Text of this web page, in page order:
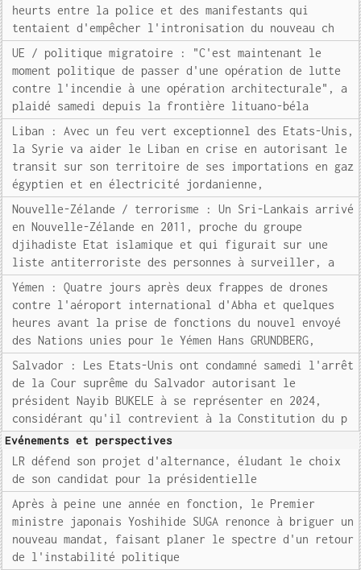
heurts entre la police et des manifestants qui
tentaient d'empêcher l'intronisation du nouveau ch
UE / politique migratoire : "C'est maintenant le
moment politique de passer d'une opération de lutte
contre l'incendie à une opération architecturale", a
plaidé samedi depuis la frontière lituano-béla
Liban : Avec un feu vert exceptionnel des Etats-Unis,
la Syrie va aider le Liban en crise en autorisant le
transit sur son territoire de ses importations en gaz
égyptien et en électricité jordanienne,
Nouvelle-Zélande / terrorisme : Un Sri-Lankais arrivé
en Nouvelle-Zélande en 2011, proche du groupe
djihadiste Etat islamique et qui figurait sur une
liste antiterroriste des personnes à surveiller, a
Yémen : Quatre jours après deux frappes de drones
contre l'aéroport international d'Abha et quelques
heures avant la prise de fonctions du nouvel envoyé
des Nations unies pour le Yémen Hans GRUNDBERG,
Salvador : Les Etats-Unis ont condamné samedi l'arrêt
de la Cour suprême du Salvador autorisant le
président Nayib BUKELE à se représenter en 2024,
considérant qu'il contrevient à la Constitution du p
Evénements et perspectives
LR défend son projet d'alternance, éludant le choix
de son candidat pour la présidentielle
Après à peine une année en fonction, le Premier
ministre japonais Yoshihide SUGA renonce à briguer un
nouveau mandat, faisant planer le spectre d'un retour
de l'instabilité politique